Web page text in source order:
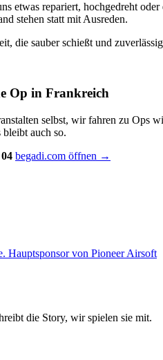
etwas repariert, hochgedreht
stehen statt mit Ausreden.
die sauber schießt und
Op in Frankreich
selbst, wir fahren zu Ops
auch so.
begadi.com öffnen →
die Story, wir spielen sie mit.